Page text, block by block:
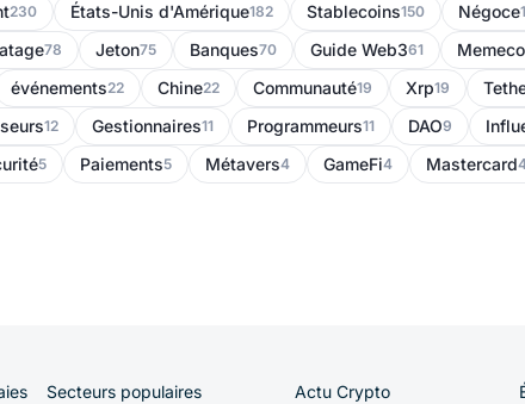
230 États-Unis d'Amérique182 Stablecoins150 Négoce
78 Jeton75 Banques70 Guide Web361
événements22 Chine22 Communauté19 Xrp19
12 Gestionnaires11 Programmeurs11 DAO9
5 Paiements5 Métavers4 GameFi4 Mastercard
Secteurs populaires Actu Crypto